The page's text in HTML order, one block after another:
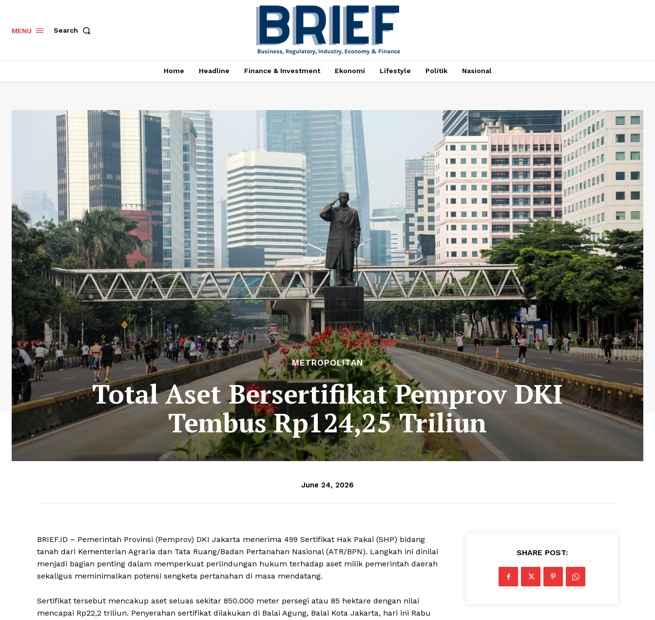
MENU Search
Home Headline Finance & Investment Ekonomi Lifestyle Politik Nasional
METROPOLITAN
Total Aset Bersertifikat Pemprov DKI
Tembus Rp124,25 Triliun
June 24, 2026
BRIEF.ID – Pemerintah Provinsi (Pemprov) DKI Jakarta menerima 499 Sertifikat Hak Pakai (SHP) bidang
tanah dari Kementerian Agraria dan Tata Ruang/Badan Pertanahan Nasional (ATR/BPN). Langkah ini dinilai
menjadi bagian penting dalam memperkuat perlindungan hukum terhadap aset milik pemerintah daerah
sekaligus meminimalkan potensi sengketa pertanahan di masa mendatang.
Sertifikat tersebut mencakup aset seluas sekitar 850.000 meter persegi atau 85 hektare dengan nilai
mencapai Rp22,2 triliun. Penyerahan sertifikat dilakukan di Balai Agung, Balai Kota Jakarta, hari ini Rabu
SHARE POST: